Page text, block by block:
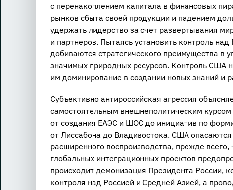
с перенакоплением капитала в финансовых
рынков сбыта своей продукции и падением
удержать лидерство за счет развертывания
и партнеров. Пытаясь установить контроль
добиваются стратегического преимущества в
значимых природных ресурсов. Контроль США
им доминирование в создании новых знаний и
Субъективно антироссийская агрессия
самостоятельным внешнеполитическим
от создания ЕАЭС и ШОС до инициатив по
от Лиссабона до Владивостока. США
расширенного воспроизводства, прежде
глобальных интеграционных проектов
происходит демонизация Президента России,
контроля над Россией и Средней Азией, а